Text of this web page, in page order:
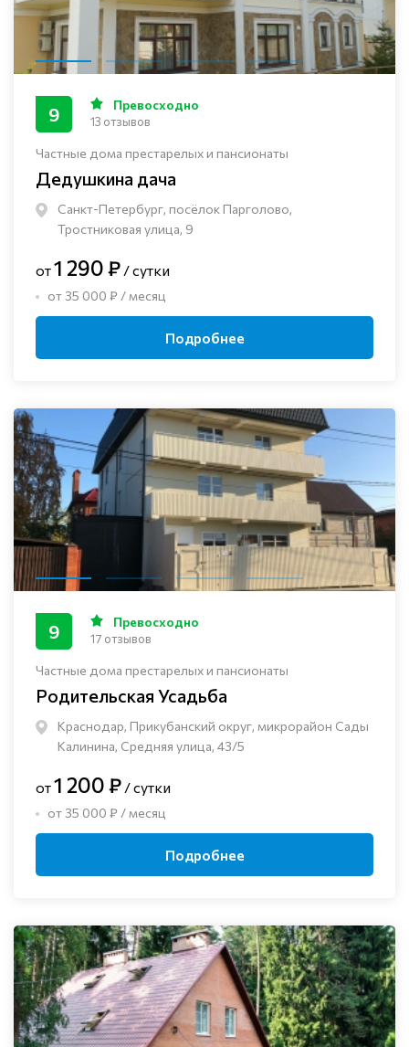
Частные дома престарелых и пансионаты
Дедушкина дача
Санкт-Петербург, посёлок Парголово,
Тростниковая улица, 9
9 Превосходно
13 отзывов
от1 290 ₽ / сутки
от 35 000 ₽ / месяц
Подробнее
Частные дома престарелых и пансионаты
Родительская Усадьба
Краснодар, Прикубанский округ, микрорайон Сады
Калинина, Средняя улица, 43/5
9 Превосходно
17 отзывов
от1 200 ₽ / сутки
от 35 000 ₽ / месяц
Подробнее